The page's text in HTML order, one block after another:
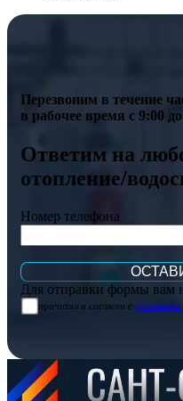
Перезвоним в течение
в рабочее время с 9:00
Ответим на
отопление/
Номер телефона
Для отправки формы вам
прочитал и согласен с условиями